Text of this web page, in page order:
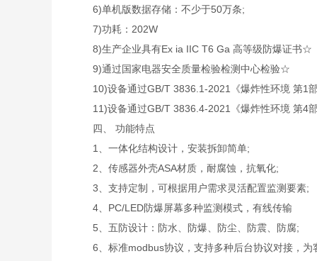
6)单机版数据存储：不少于50万条;
7)功耗：202W
8)生产企业具有Ex ia IIC T6 Ga 高等级防爆证书☆
9)通过国家电器安全质量检验检测中心检验☆
10)设备通过GB/T 3836.1-2021《爆炸性环境 第1
11)设备通过GB/T 3836.4-2021《爆炸性环境 第4部
四、 功能特点
1、一体化结构设计，安装拆卸简单;
2、传感器外壳ASA材质，耐腐蚀，抗氧化;
3、支持定制，可根据用户需求灵活配置监测要素;
4、PC/LED防爆屏幕多种监测模式，有线传输
5、五防设计：防水、防爆、防尘、防震、防腐;
6、标准modbus协议，支持多种后台协议对接，为